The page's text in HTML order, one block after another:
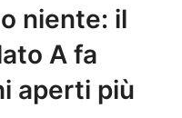
niente: il
A fa
aperti più